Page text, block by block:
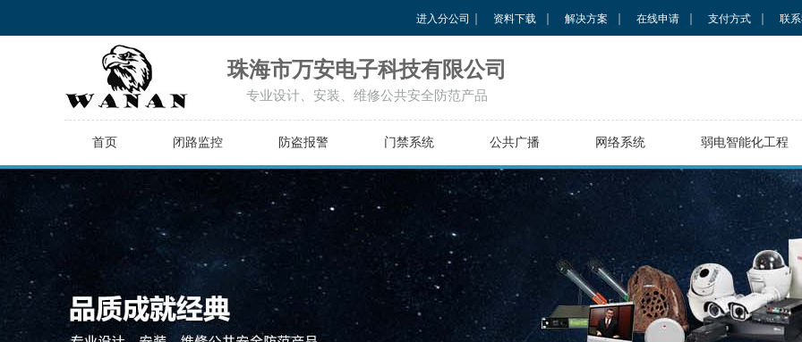
进入分公司 资料下载 解决方案 在线申请 支付方式 联
珠海市万安电子科技有限公司
专业设计、安装、维修公共安全防范产品
首页 闭路监控 防盗报警 门禁系统 公共广播 网络系统 弱电智能化工程